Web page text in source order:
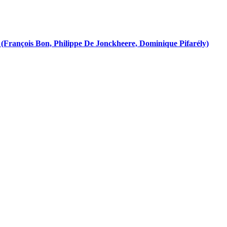
Bon, Philippe De Jonckheere, Dominique Pifarély)